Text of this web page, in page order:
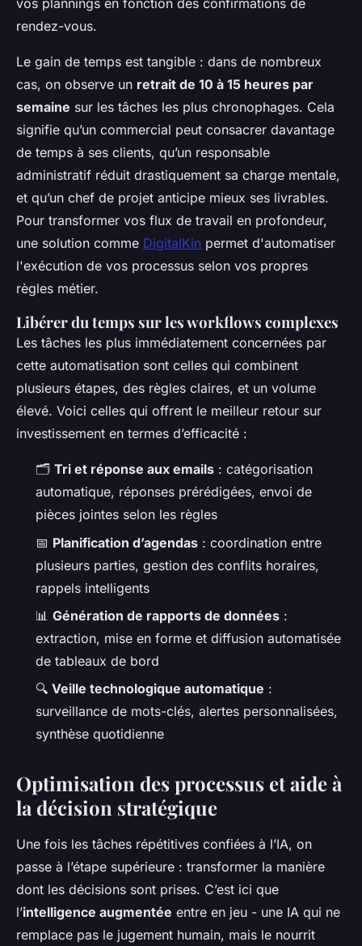
vos plannings en fonction des confirmations de
rendez-vous.
Le gain de temps est tangible : dans de nombreux
cas, on observe un retrait de 10 à 15 heures par
semaine sur les tâches les plus chronophages. Cela
signifie qu’un commercial peut consacrer davantage
de temps à ses clients, qu’un responsable
administratif réduit drastiquement sa charge mentale,
et qu’un chef de projet anticipe mieux ses livrables.
Pour transformer vos flux de travail en profondeur,
une solution comme DigitalKin permet d'automatiser
l'exécution de vos processus selon vos propres
règles métier.
Libérer du temps sur les workflows complexes
Les tâches les plus immédiatement concernées par
cette automatisation sont celles qui combinent
plusieurs étapes, des règles claires, et un volume
élevé. Voici celles qui offrent le meilleur retour sur
investissement en termes d’efficacité :
🗂️ Tri et réponse aux emails : catégorisation
automatique, réponses prérédigées, envoi de
pièces jointes selon les règles
📅 Planification d’agendas : coordination entre
plusieurs parties, gestion des conflits horaires,
rappels intelligents
📊 Génération de rapports de données :
extraction, mise en forme et diffusion automatisée
de tableaux de bord
🔍 Veille technologique automatique :
surveillance de mots-clés, alertes personnalisées,
synthèse quotidienne
Optimisation des processus et aide à
la décision stratégique
Une fois les tâches répétitives confiées à l’IA, on
passe à l’étape supérieure : transformer la manière
dont les décisions sont prises. C’est ici que
l’intelligence augmentée entre en jeu - une IA qui ne
remplace pas le jugement humain, mais le nourrit